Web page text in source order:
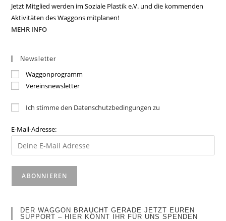
Jetzt Mitglied werden im Soziale Plastik e.V. und die kommenden
Aktivitäten des Waggons mitplanen!
MEHR INFO
Newsletter
Waggonprogramm
Vereinsnewsletter
Ich stimme den Datenschutzbedingungen zu
E-Mail-Adresse:
DER WAGGON BRAUCHT GERADE JETZT EUREN
SUPPORT – HIER KÖNNT IHR FÜR UNS SPENDEN